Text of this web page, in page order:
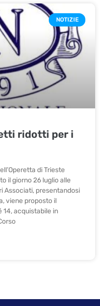
NOTIZIE
ridotti per i
di Trieste
il giorno 26 luglio alle
Associati, presentandosi
viene proposto il
14, acquistabile in